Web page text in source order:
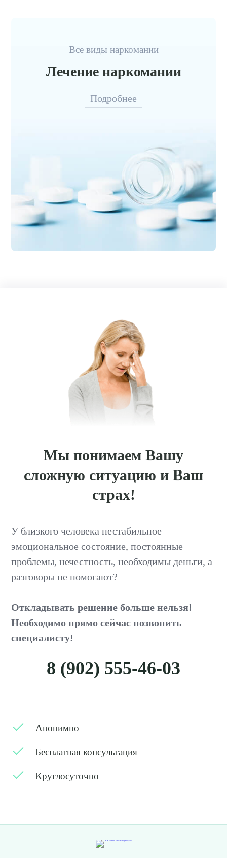
Все виды наркомании
Лечение наркомании
Подробнее
Мы понимаем Вашу
сложную ситуацию и Ваш
страх!
У близкого человека нестабильное
эмоциональное состояние, постоянные
проблемы, нечестность, необходимы деньги, а
разговоры не помогают?
Откладывать решение больше нельзя!
Необходимо прямо сейчас позвонить
специалисту!
8 (902) 555-46-03
Анонимно
Бесплатная консультация
Круглосуточно